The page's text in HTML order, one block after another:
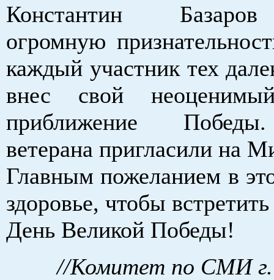
Константин
огромную
каждый участник тех
внес свой
приближение
ветерана пригласили на
Главным пожеланием в
здоровье, чтобы
День Великой Победы!
//Комитет по СМИ г.